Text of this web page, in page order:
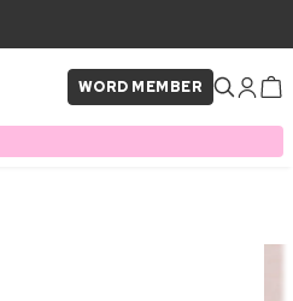
WORD MEMBER